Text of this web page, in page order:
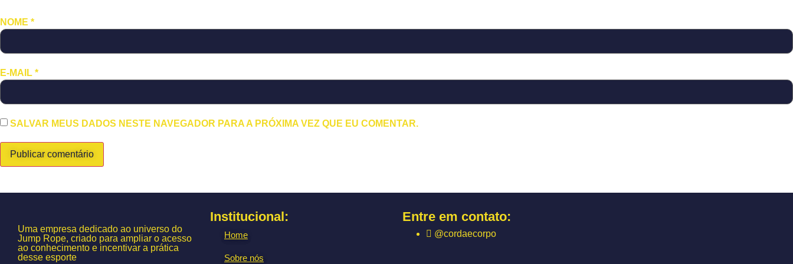
NOME *
E-MAIL *
SALVAR MEUS DADOS NESTE NAVEGADOR PARA A PRÓXIMA VEZ QUE EU COMENTAR.
Uma empresa dedicado ao universo do
Jump Rope, criado para ampliar o acesso
ao conhecimento e incentivar a prática
desse esporte
Institucional:
Home
Sobre nós
Entre em contato:
@cordaecorpo